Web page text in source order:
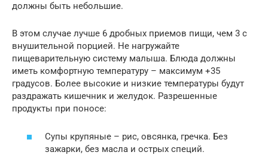
должны быть небольшие.
В этом случае лучше 6 дробных приемов пищи, чем 3 с
внушительной порцией. Не нагружайте
пищеварительную систему малыша. Блюда должны
иметь комфортную температуру – максимум +35
градусов. Более высокие и низкие температуры будут
раздражать кишечник и желудок. Разрешенные
продукты при поносе:
Супы крупяные – рис, овсянка, гречка. Без
зажарки, без масла и острых специй.